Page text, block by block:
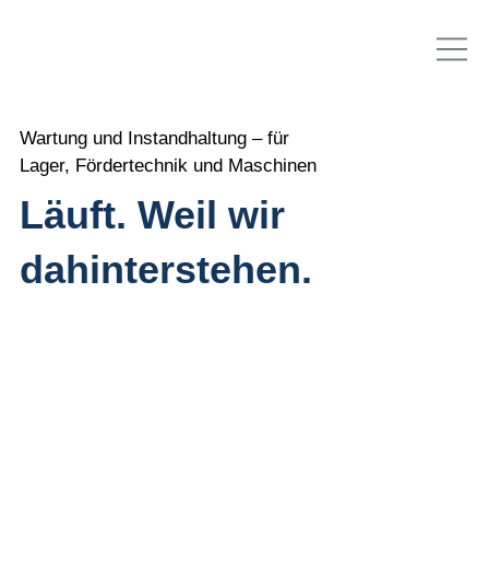
Wartung und Instandhaltung – für
Lager, Fördertechnik und Maschinen
Läuft. Weil wir
dahinterstehen.